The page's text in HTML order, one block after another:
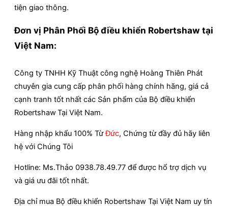
tiện giao thông.
Đơn vị Phân Phối Bộ điều khiển Robertshaw tại
Việt Nam:
Công ty TNHH Kỹ Thuật công nghệ Hoàng Thiên Phát
chuyên gia cung cấp phân phối hàng chính hãng, giá cả
cạnh tranh tốt nhất các Sản phẩm của Bộ điều khiển
RobertshawTại Việt Nam.
Hàng nhập khẩu 100% TừĐức, Chứng từ đầy đủ hãy liên
hệ với Chúng Tôi
Hotline: Ms.Thảo 0938.78.49.77 để được hổ trợ dịch vụ
và giá ưu đãi tốt nhất.
Địa chỉ mua Bộ điều khiển Robertshaw Tại Việt Nam uy tín